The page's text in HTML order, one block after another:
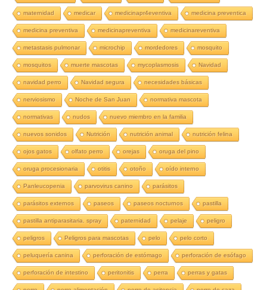
maternidad medicar medicinapr4eventiva medicina preventica
medicina preventiva medicinapreventiva medicinareventiva
metastasis pulmonar microchip mordedores mosquito
mosquitos muerte mascotas mycoplasmosis Navidad
navidad perro Navidad segura necesidades básicas
nerviosismo Noche de San Juan normativa mascota
normativas nudos nuevo miembro en la familia
nuevos sonidos Nutrición nutrición animal nutrición felina
ojos gatos olfato perro orejas oruga del pino
oruga procesionaria otitis otoño oído interno
Panleucopenia parvovirus canino parásitos
parásitos externos paseos paseos nocturnos pastilla
pastilla antiparasitaria. spray paternidad pelaje peligro
peligros Peligros para mascotas pelo pelo corto
peluquería canina perforación de estómago perforación de esófago
perforación de intestino peritonitis perra perras y gatas